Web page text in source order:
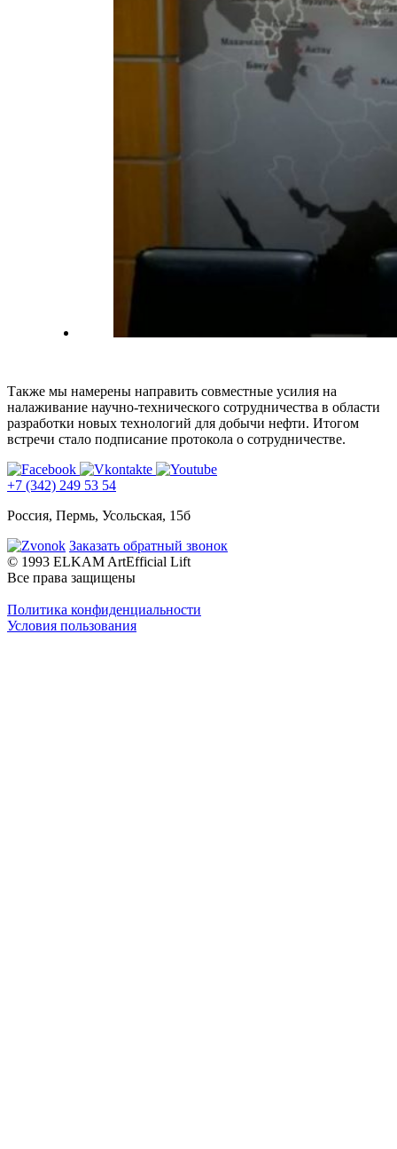
Также мы намерены направить совместные усилия на
налаживание научно-технического сотрудничества в области
разработки новых технологий для добычи нефти. Итогом
встречи стало подписание протокола о сотрудничестве.
+7 (342) 249 53 54
Россия, Пермь, Усольская, 15б
Заказать обратный звонок
© 1993 ELKAM ArtEfficial Lift
Все права защищены
Политика конфиденциальности
Условия пользования